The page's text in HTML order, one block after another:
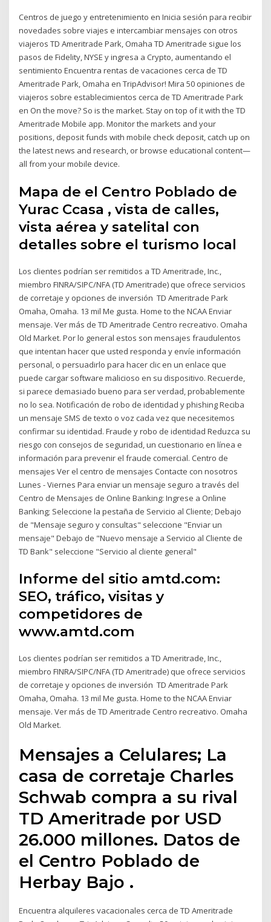
Centros de juego y entretenimiento en Inicia sesión para recibir
novedades sobre viajes e intercambiar mensajes con otros
viajeros TD Ameritrade Park, Omaha TD Ameritrade sigue los
pasos de Fidelity, NYSE y ingresa a Crypto, aumentando el
sentimiento Encuentra rentas de vacaciones cerca de TD
Ameritrade Park, Omaha en TripAdvisor! Mira 50 opiniones de
viajeros sobre establecimientos cerca de TD Ameritrade Park
en On the move? So is the market. Stay on top of it with the TD
Ameritrade Mobile app. Monitor the markets and your
positions, deposit funds with mobile check deposit, catch up on
the latest news and research, or browse educational content—
all from your mobile device.
Mapa de el Centro Poblado de
Yurac Ccasa , vista de calles,
vista aérea y satelital con
detalles sobre el turismo local
Los clientes podrían ser remitidos a TD Ameritrade, Inc.,
miembro FINRA/SIPC/NFA (TD Ameritrade) que ofrece servicios
de corretaje y opciones de inversión TD Ameritrade Park
Omaha, Omaha. 13 mil Me gusta. Home to the NCAA Enviar
mensaje. Ver más de TD Ameritrade Centro recreativo. Omaha
Old Market. Por lo general estos son mensajes fraudulentos
que intentan hacer que usted responda y envíe información
personal, o persuadirlo para hacer clic en un enlace que
puede cargar software malicioso en su dispositivo. Recuerde,
si parece demasiado bueno para ser verdad, probablemente
no lo sea. Notificación de robo de identidad y phishing Reciba
un mensaje SMS de texto o voz cada vez que necesitemos
confirmar su identidad. Fraude y robo de identidad Reduzca su
riesgo con consejos de seguridad, un cuestionario en línea e
información para prevenir el fraude comercial. Centro de
mensajes Ver el centro de mensajes Contacte con nosotros
Lunes - Viernes Para enviar un mensaje seguro a través del
Centro de Mensajes de Online Banking: Ingrese a Online
Banking; Seleccione la pestaña de Servicio al Cliente; Debajo
de "Mensaje seguro y consultas" seleccione "Enviar un
mensaje" Debajo de "Nuevo mensaje a Servicio al Cliente de
TD Bank" seleccione "Servicio al cliente general"
Informe del sitio amtd.com:
SEO, tráfico, visitas y
competidores de
www.amtd.com
Los clientes podrían ser remitidos a TD Ameritrade, Inc.,
miembro FINRA/SIPC/NFA (TD Ameritrade) que ofrece servicios
de corretaje y opciones de inversión TD Ameritrade Park
Omaha, Omaha. 13 mil Me gusta. Home to the NCAA Enviar
mensaje. Ver más de TD Ameritrade Centro recreativo. Omaha
Old Market.
Mensajes a Celulares; La
casa de corretaje Charles
Schwab compra a su rival
TD Ameritrade por USD
26.000 millones. Datos de
el Centro Poblado de
Herbay Bajo .
Encuentra alquileres vacacionales cerca de TD Ameritrade